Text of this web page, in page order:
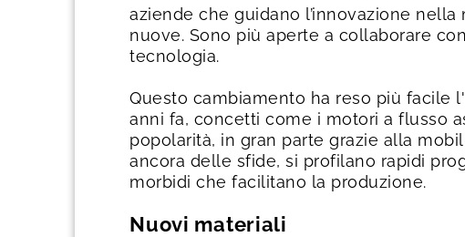
aziende che guidano l’innovazione
nuove. Sono più aperte a collaborare
tecnologia.
Questo cambiamento ha reso più facile
anni fa, concetti come i motori a flusso
popolarità, in gran parte grazie alla
ancora delle sfide, si profilano rapidi
morbidi che facilitano la produzione.
Nuovi materiali